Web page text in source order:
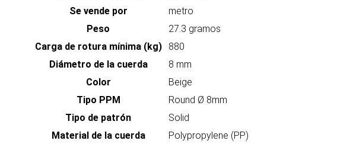
Se vende por
metro
Peso
27.3 gramos
Carga de rotura mínima (kg)
880
Diámetro de la cuerda
8 mm
Color
Beige
Tipo PPM
Round Ø 8mm
Tipo de patrón
Solid
Material de la cuerda
Polypropylene (PP)